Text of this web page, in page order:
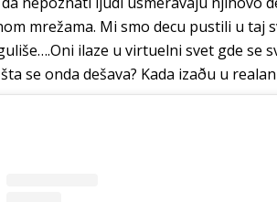
mrežama. Mi smo decu pustili u taj
ilaze u virtuelni svet gde se
se onda dešava? Kada izaðu u